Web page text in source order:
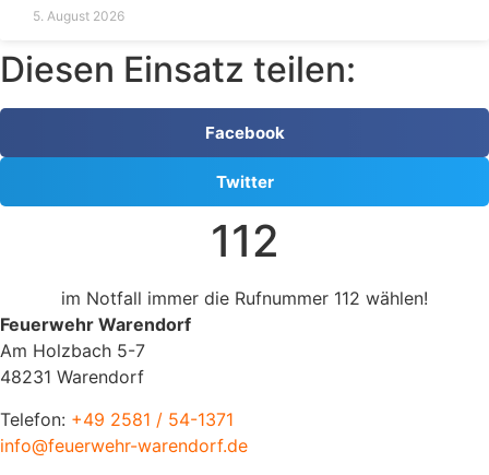
5. August 2026
Diesen Einsatz teilen:
Facebook
Twitter
112
im Notfall immer die Rufnummer 112 wählen!
Feuerwehr Warendorf
Am Holzbach 5-7
48231 Warendorf
Telefon: +49 2581 / 54-1371
info@feuerwehr-warendorf.de